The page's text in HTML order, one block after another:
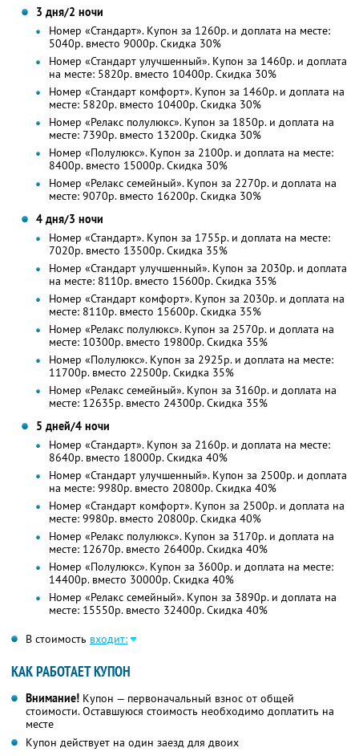
3 дня/2 ночи
Номер «Стандарт». Купон за 1260р. и доплата на месте:
5040р. вместо 9000р. Скидка 30%
Номер «Стандарт улучшенный». Купон за 1460р. и доплата
на месте: 5820р. вместо 10400р. Скидка 30%
Номер «Стандарт комфорт». Купон за 1460р. и доплата на
месте: 5820р. вместо 10400р. Скидка 30%
Номер «Релакс полулюкс». Купон за 1850р. и доплата на
месте: 7390р. вместо 13200р. Скидка 30%
Номер «Полулюкс». Купон за 2100р. и доплата на месте:
8400р. вместо 15000р. Скидка 30%
Номер «Релакс семейный». Купон за 2270р. и доплата на
месте: 9070р. вместо 16200р. Скидка 30%
4 дня/3 ночи
Номер «Стандарт». Купон за 1755р. и доплата на месте:
7020р. вместо 13500р. Скидка 35%
Номер «Стандарт улучшенный». Купон за 2030р. и доплата
на месте: 8110р. вместо 15600р. Скидка 35%
Номер «Стандарт комфорт». Купон за 2030р. и доплата на
месте: 8110р. вместо 15600р. Скидка 35%
Номер «Релакс полулюкс». Купон за 2570р. и доплата на
месте: 10300р. вместо 19800р. Скидка 35%
Номер «Полулюкс». Купон за 2925р. и доплата на месте:
11700р. вместо 22500р. Скидка 35%
Номер «Релакс семейный». Купон за 3160р. и доплата на
месте: 12635р. вместо 24300р. Скидка 35%
5 дней/4 ночи
Номер «Стандарт». Купон за 2160р. и доплата на месте:
8640р. вместо 18000р. Скидка 40%
Номер «Стандарт улучшенный». Купон за 2500р. и доплата
на месте: 9980р. вместо 20800р. Скидка 40%
Номер «Стандарт комфорт». Купон за 2500р. и доплата на
месте: 9980р. вместо 20800р. Скидка 40%
Номер «Релакс полулюкс». Купон за 3170р. и доплата на
месте: 12670р. вместо 26400р. Скидка 40%
Номер «Полулюкс». Купон за 3600р. и доплата на месте:
14400р. вместо 30000р. Скидка 40%
Номер «Релакс семейный». Купон за 3890р. и доплата на
месте: 15550р. вместо 32400р. Скидка 40%
В стоимость входит:
КАК РАБОТАЕТ КУПОН
Внимание! Купон — первоначальный взнос от общей
стоимости. Оставшуюся стоимость необходимо доплатить на
месте
Купон действует на один заезд для двоих